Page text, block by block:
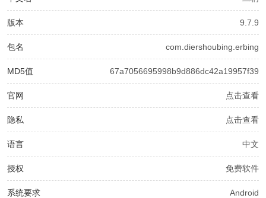
版本 9.7.9
包名 com.diershoubing.erbing
MD5值 67a7056695998b9d886dc42a19957f39
官网 点击查看
隐私 点击查看
语言 中文
授权 免费软件
系统要求 Android